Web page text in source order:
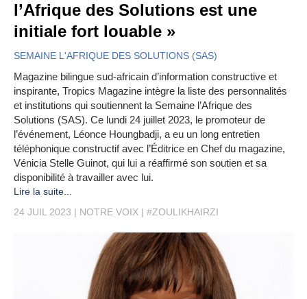
l’Afrique des Solutions est une
initiale fort louable »
SEMAINE L'AFRIQUE DES SOLUTIONS (SAS)
Magazine bilingue sud-africain d’information constructive et
inspirante, Tropics Magazine intègre la liste des personnalités
et institutions qui soutiennent la Semaine l’Afrique des
Solutions (SAS). Ce lundi 24 juillet 2023, le promoteur de
l’événement, Léonce Houngbadji, a eu un long entretien
téléphonique constructif avec l’Éditrice en Chef du magazine,
Vénicia Stelle Guinot, qui lui a réaffirmé son soutien et sa
disponibilité à travailler avec lui.
Lire la suite...
24 JUIL 2023
NOTRE VOIX #ZOULIKHAIRZI